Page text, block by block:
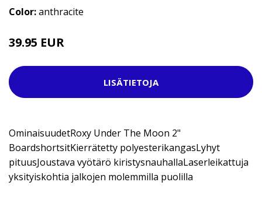
Color:anthracite
39.95 EUR
LISÄTIETOJA
OminaisuudetRoxy Under The Moon 2"
BoardshortsitKierrätetty polyesterikangasLyhyt
pituusJoustava vyötärö kiristysnauhallaLaserleikattuja
yksityiskohtia jalkojen molemmilla puolilla